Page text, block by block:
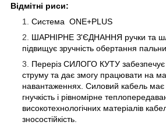
Відмітні риси:
Система ONE+PLUS
ШАРНІРНЕ З'ЄДНАННЯ ручки та
підвищує зручність обертання
Переріз СИЛОГО КУТУ забезпечує
струму та дає змогу працювати на
навантаженнях. Силовий кабель
гнучкість і рівномірне
високотехнологічних матеріалів
зносостійкість.